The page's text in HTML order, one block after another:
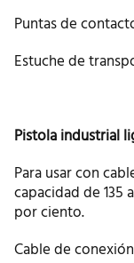
Puntas de
Estuche de
Pistola industrial
Para usar con
capacidad de
por ciento.
Cable de